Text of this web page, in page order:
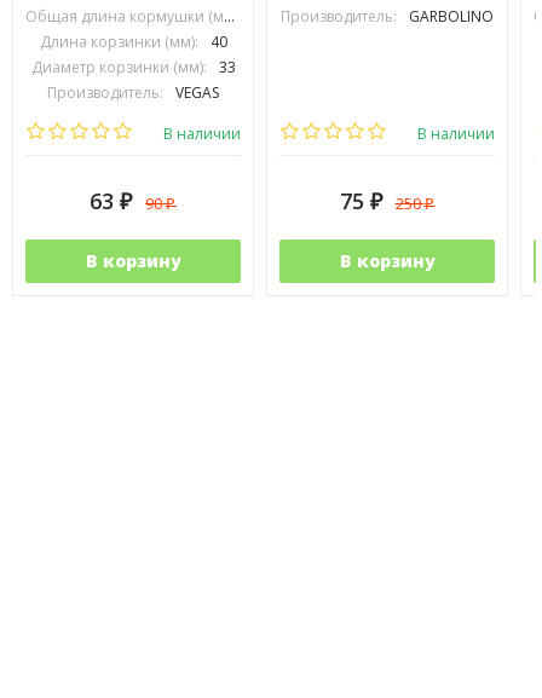
Общая длина кормушки (мм):
Длина корзинки (мм):
40
Диаметр корзинки (мм):
33
Производитель:
VEGAS
В наличии
63 ₽ 90₽
В корзину
Производитель: GARBOLINO
В наличии
75 ₽ 250₽
В корзину